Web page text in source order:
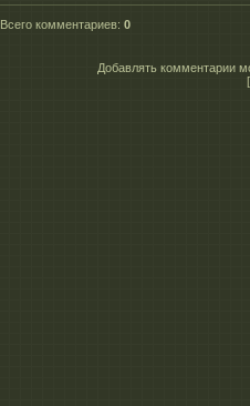
Всего комментариев: 0
Добавлять комментарии